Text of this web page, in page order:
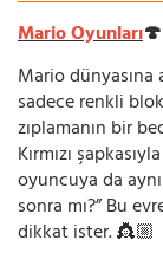
Mario Oyunları🍄
Mario dünyasına
sadece renkli
zıplamanın bir
Kırmızı
oyuncuya da
sonra mı?” Bu
dikkat ister. 👸🏼